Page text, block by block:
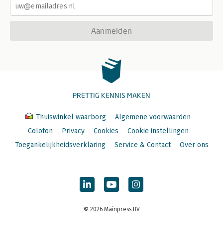
Aanmelden
PRETTIG KENNIS MAKEN
Thuiswinkel waarborg
Algemene voorwaarden
Colofon
Privacy Cookies
Cookie instellingen
Toegankelijkheidsverklaring
Service & Contact Over ons
© 2026 Mainpress BV